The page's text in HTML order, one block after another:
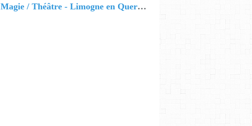
Magie / Théâtre - Limogne en Quercy - 16 mai